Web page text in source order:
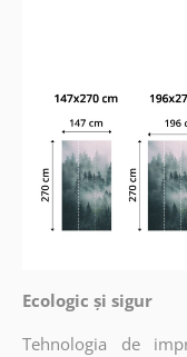
Ecologic și sigur
Tehnologia de